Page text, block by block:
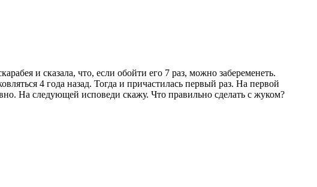
и сказала, что, если обойти его 7 раз, можно забеременеть.
4 года назад. Тогда и причастилась первый раз. На первой
На следующей исповеди скажу. Что правильно сделать с жуком?